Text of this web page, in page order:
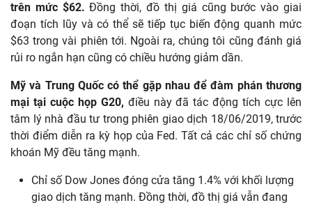
trên mức $62.Đồng thời, đồ thị giá cũng bước vào giai
đoạn tích lũy và có thể sẽ tiếp tục biến động quanh mức
$63 trong vài phiên tới. Ngoài ra, chúng tôi cũng đánh giá
rủi ro ngắn hạn cũng có chiều hướng giảm dần.
Mỹ và Trung Quốc có thể gặp nhau để đàm phán thương
mại tại cuộc họp G20, điều này đã tác động tích cực lên
tâm lý nhà đầu tư trong phiên giao dịch 18/06/2019, trước
thời điểm diễn ra kỳ họp của Fed. Tất cả các chỉ số chứng
khoán Mỹ đều tăng mạnh.
Chỉ số Dow Jones đóng cửa tăng 1.4% với khối lượng
giao dịch tăng mạnh. Đồng thời, đồ thị giá vẫn đang